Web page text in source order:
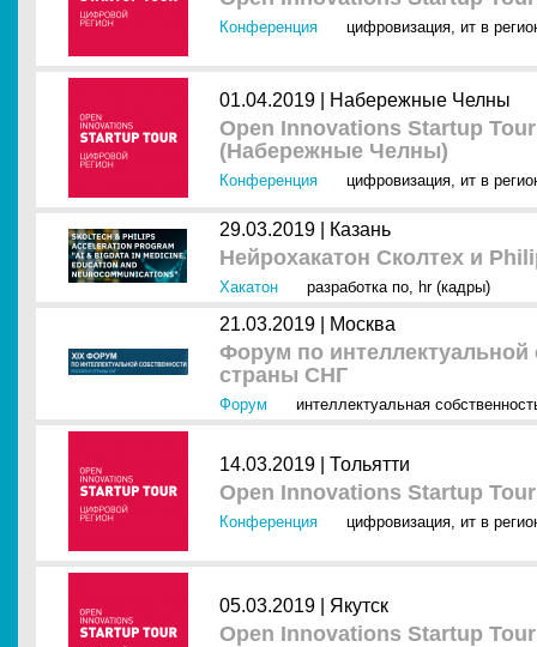
Конференция цифровизация, ит в
01.04.2019 | Набережные Челны
Open Innovations Startup
(Набережные Челны)
Конференция цифровизация, ит в
29.03.2019 | Казань
Нейрохакатон Сколтех и
Хакатон разработка по, hr (кадры)
21.03.2019 | Москва
Форум по интеллектуальной
страны СНГ
Форум интеллектуальная
14.03.2019 | Тольятти
Open Innovations Startup
Конференция цифровизация, ит в
05.03.2019 | Якутск
Open Innovations Startup